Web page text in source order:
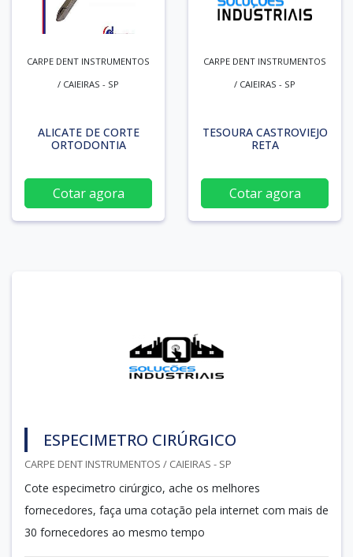
CARPE DENT INSTRUMENTOS
/ CAIEIRAS - SP
ALICATE DE CORTE
ORTODONTIA
Cotar agora
CARPE DENT INSTRUMENTOS
/ CAIEIRAS - SP
TESOURA CASTROVIEJO
RETA
Cotar agora
ESPECIMETRO CIRÚRGICO
CARPE DENT INSTRUMENTOS / CAIEIRAS - SP
Cote especimetro cirúrgico, ache os melhores
fornecedores, faça uma cotação pela internet com mais de
30 fornecedores ao mesmo tempo